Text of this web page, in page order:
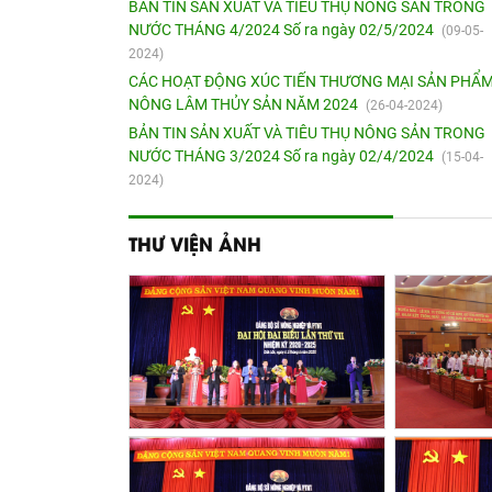
BẢN TIN SẢN XUẤT VÀ TIÊU THỤ NÔNG SẢN TRONG
NƯỚC THÁNG 4/2024 Số ra ngày 02/5/2024 (09-05-
2024)
CÁC HOẠT ĐỘNG XÚC TIẾN THƯƠNG MẠI SẢN
NÔNG LÂM THỦY SẢN NĂM 2024 (26-04-2024)
BẢN TIN SẢN XUẤT VÀ TIÊU THỤ NÔNG SẢN TRONG
NƯỚC THÁNG 3/2024 Số ra ngày 02/4/2024 (15-04-
2024)
THƯ VIỆN ẢNH